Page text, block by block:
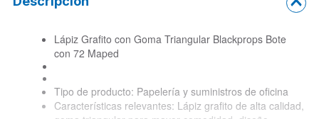
Lápiz Grafito con Goma Triangular Blackprops Bote
con 72 Maped
Tipo de producto: Papelería y suministros de oficina
Características relevantes: Lápiz grafito de alta calidad,